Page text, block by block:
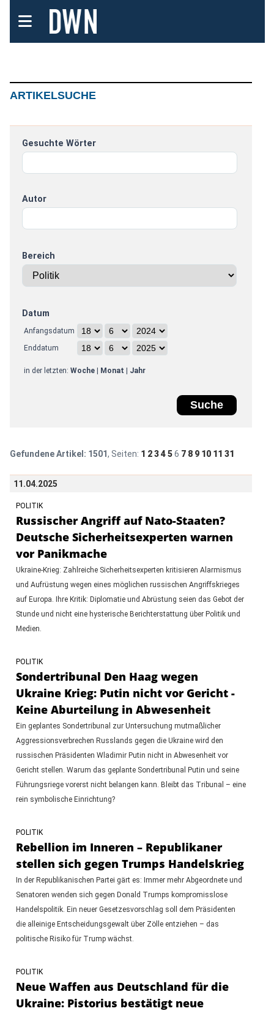
ARTIKELSUCHE
Gesuchte Wörter
Autor
Bereich
Datum
Anfangsdatum
Enddatum
in der letzten: Woche| Monat Jahr
Gefundene Artikel: 1501, Seiten: 1 2 3 4 5 6 7 8 9 10 11 31
11.04.2025
POLITIK
Russischer Angriff auf Nato-Staaten?
Deutsche Sicherheitsexperten warnen
vor Panikmache
Ukraine-Krieg: Zahlreiche Sicherheitsexperten kritisieren Alarmismus
und Aufrüstung wegen eines möglichen russischen Angriffskrieges
auf Europa. Ihre Kritik: Diplomatie und Abrüstung seien das Gebot der
Stunde und nicht eine hysterische Berichterstattung über Politik und
Medien.
POLITIK
Sondertribunal Den Haag wegen
Ukraine Krieg: Putin nicht vor Gericht -
Keine Aburteilung in Abwesenheit
Ein geplantes Sondertribunal zur Untersuchung mutmaßlicher
Aggressionsverbrechen Russlands gegen die Ukraine wird den
russischen Präsidenten Wladimir Putin nicht in Abwesenheit vor
Gericht stellen. Warum das geplante Sondertribunal Putin und seine
Führungsriege vorerst nicht belangen kann. Bleibt das Tribunal – eine
rein symbolische Einrichtung?
POLITIK
Rebellion im Inneren – Republikaner
stellen sich gegen Trumps Handelskrieg
In der Republikanischen Partei gärt es: Immer mehr Abgeordnete und
Senatoren wenden sich gegen Donald Trumps kompromisslose
Handelspolitik. Ein neuer Gesetzesvorschlag soll dem Präsidenten
die alleinige Entscheidungsgewalt über Zölle entziehen – das
politische Risiko für Trump wächst.
POLITIK
Neue Waffen aus Deutschland für die
Ukraine: Pistorius bestätigt neue